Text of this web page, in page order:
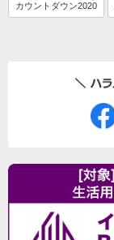
カウントダウン2020